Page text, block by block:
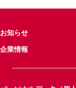
お知らせ
企業情報